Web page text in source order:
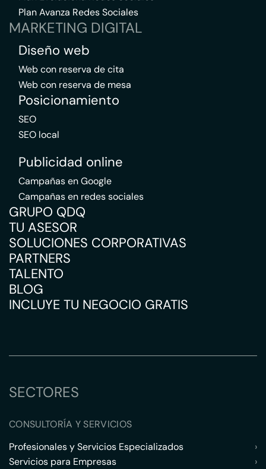
Plan Avanza Redes Sociales
MARKETING DIGITAL
Diseño web
Web con reserva de cita
Web con reserva de mesa
Posicionamiento
SEO
SEO local
Publicidad online
Campañas en Google
Campañas en redes sociales
GRUPO QDQ
TU ASESOR
SOLUCIONES CORPORATIVAS
PARTNERS
TALENTO
BLOG
INCLUYE TU NEGOCIO GRATIS
SECTORES
CONSULTORÍA Y SERVICIOS
Profesionales y Servicios Especializados
›
Servicios para Empresas
›